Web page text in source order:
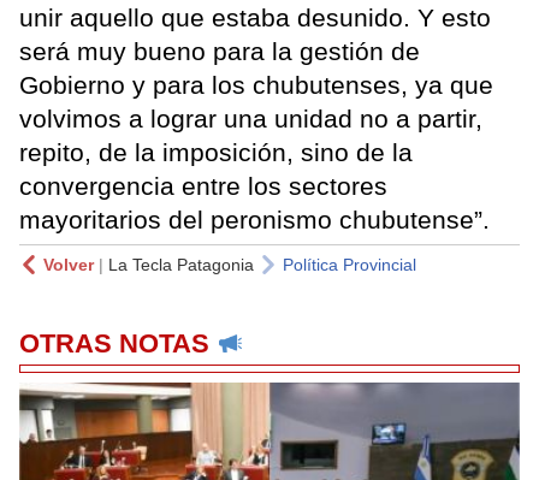
unir aquello que estaba desunido. Y esto
será muy bueno para la gestión de
Gobierno y para los chubutenses, ya que
volvimos a lograr una unidad no a partir,
repito, de la imposición, sino de la
convergencia entre los sectores
mayoritarios del peronismo chubutense”.
Volver| La Tecla Patagonia Política Provincial
OTRAS NOTAS